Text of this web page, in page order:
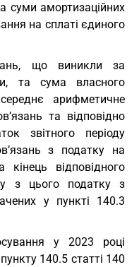
суми амортизаційних
на сплаті єдиного
що виникли за
та сума власного
арифметичне
та відповідно
звітного періоду
з податку на
відповідного
з цього податку з
у пункті 140.3
у 2023 році
140.5 статті 140